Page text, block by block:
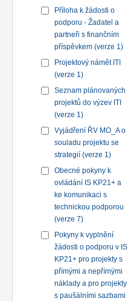
Příloha k žádosti o
podporu - Žadatel a
partneři s finančním
příspěvkem (verze 1)
Projektový námět ITI
(verze 1)
Seznam plánovaných
projektů do výzev ITI
(verze 1)
Vyjádření ŘV MO_A o
souladu projektu se
strategií (verze 1)
Obecné pokyny k
ovládání IS KP21+ a
ke komunikaci s
technickou podporou
(verze 7)
Pokyny k vyplnění
žádosti o podporu v IS
KP21+ pro projekty s
přímými a nepřímými
náklady a pro projekty
s paušálními sazbami